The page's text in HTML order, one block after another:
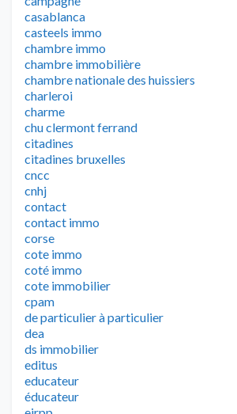
casablanca
casteels immo
chambre immo
chambre immobilière
chambre nationale des huissiers
charleroi
charme
chu clermont ferrand
citadines
citadines bruxelles
cncc
cnhj
contact
contact immo
corse
cote immo
coté immo
cote immobilier
cpam
de particulier à particulier
dea
ds immobilier
editus
educateur
éducateur